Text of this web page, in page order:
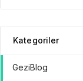
Kategoriler
GeziBlog